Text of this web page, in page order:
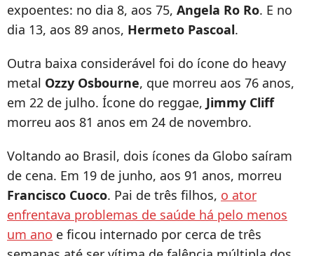
expoentes: no dia 8, aos 75, Angela Ro Ro. E no
dia 13, aos 89 anos, Hermeto Pascoal.
Outra baixa considerável foi do ícone do heavy
metal Ozzy Osbourne, que morreu aos 76 anos,
em 22 de julho. Ícone do reggae, Jimmy Cliff
morreu aos 81 anos em 24 de novembro.
Voltando ao Brasil, dois ícones da Globo saíram
de cena. Em 19 de junho, aos 91 anos, morreu
Francisco Cuoco. Pai de três filhos, o ator
enfrentava problemas de saúde há pelo menos
um ano e ficou internado por cerca de três